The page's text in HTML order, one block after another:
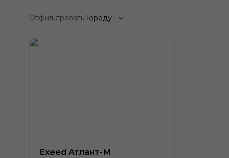
Отфильтровать:Городу
Exeed Атлант-М